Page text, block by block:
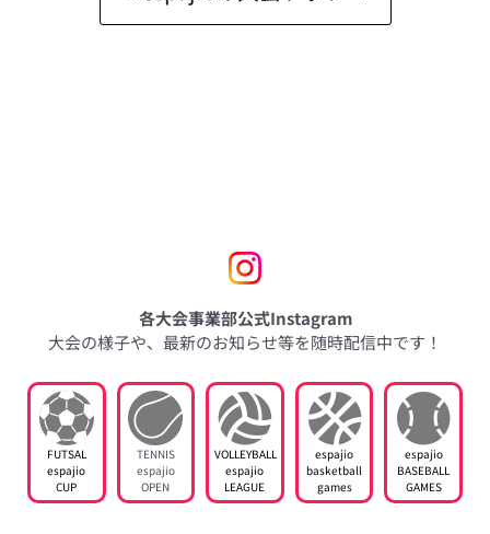
各大会事業部公式Instagram
大会の様子や、最新のお知らせ等を随時配信中です！
FUTSAL
espajio
CUP
TENNIS
espajio
OPEN
VOLLEYBALL
espajio
LEAGUE
espajio
basketball
games
espajio
BASEBALL
GAMES